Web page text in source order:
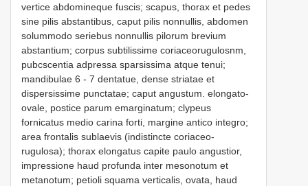
vertice abdomineque fuscis; scapus, thorax et pedes
sine pilis abstantibus, caput pilis nonnullis, abdomen
solummodo seriebus nonnullis pilorum brevium
abstantium; corpus subtilissime coriaceorugulosnm,
pubcscentia adpressa sparsissima atque tenui;
mandibulae 6 - 7 dentatue, dense striatae et
dispersissime punctatae; caput angustum. elongato-
ovale, postice parum emarginatum; clypeus
fornicatus medio carina forti, margine antico integro;
area frontalis sublaevis (indistincte coriaceo-
rugulosa); thorax elongatus capite paulo angustior,
impressione haud profunda inter mesonotum et
metanotum; petioli squama verticalis, ovata, haud